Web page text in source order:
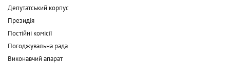
Депутатський корпус
Президія
Постійні комісії
Погоджувальна рада
Виконавчий апарат